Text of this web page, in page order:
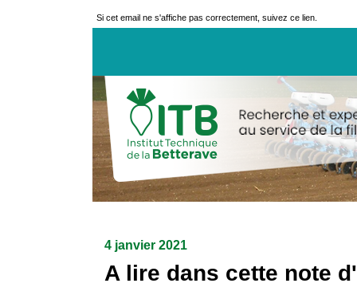
Si cet email ne s'affiche pas correctement, suivez ce lien.
4 janvier 2021
A lire dans cette note